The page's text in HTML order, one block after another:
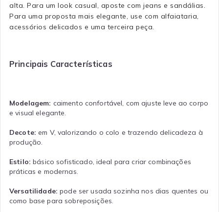
alta. Para um look casual, aposte com jeans e sandálias.
Para uma proposta mais elegante, use com alfaiataria,
acessórios delicados e uma terceira peça.
Principais Características
Modelagem: caimento confortável, com ajuste leve ao corpo
e visual elegante.
Decote: em V, valorizando o colo e trazendo delicadeza à
produção.
Estilo: básico sofisticado, ideal para criar combinações
práticas e modernas.
Versatilidade: pode ser usada sozinha nos dias quentes ou
como base para sobreposições.